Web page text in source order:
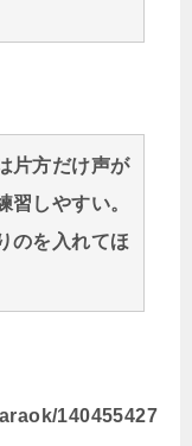
片方だけ声が
習しやすい。
のを入れてほ
140455427